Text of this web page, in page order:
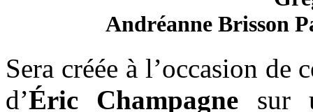
Andréanne Brisson
Sera créée à l’occasion de
d’Éric Champagne sur